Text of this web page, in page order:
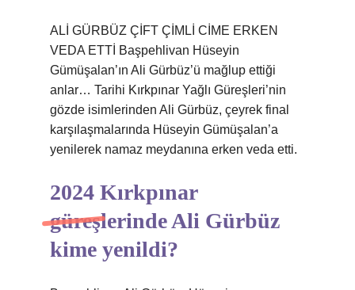
ALİ GÜRBÜZ ÇİFT ÇİMLİ CİME ERKEN
VEDA ETTİ Başpehlivan Hüseyin
Gümüşalan’ın Ali Gürbüz’ü mağlup ettiği
anlar… Tarihi Kırkpınar Yağlı Güreşleri’nin
gözde isimlerinden Ali Gürbüz, çeyrek final
karşılaşmalarında Hüseyin Gümüşalan’a
yenilerek namaz meydanına erken veda etti.
2024 Kırkpınar
güreşlerinde Ali Gürbüz
kime yenildi?